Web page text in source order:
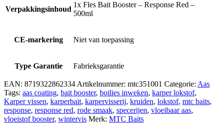
Verpakkingsinhoud
1x Fles Bait Booster – Response Red –
500ml
CE-markering Niet van toepassing
Type Garantie Fabrieksgarantie
EAN: 8719322862334Artikelnummer: mtc351001 Categorie: Aas
Tags: aas coating, bait booster, boilies inweken, karper lokstof,
Karper vissen, karperbait, karpervisserij, kruiden, lokstof, mtc baits,
response, response red, rode smaak, specerijen, vloeibaar aas,
vloeistof booster, wintervis Merk: MTC Baits